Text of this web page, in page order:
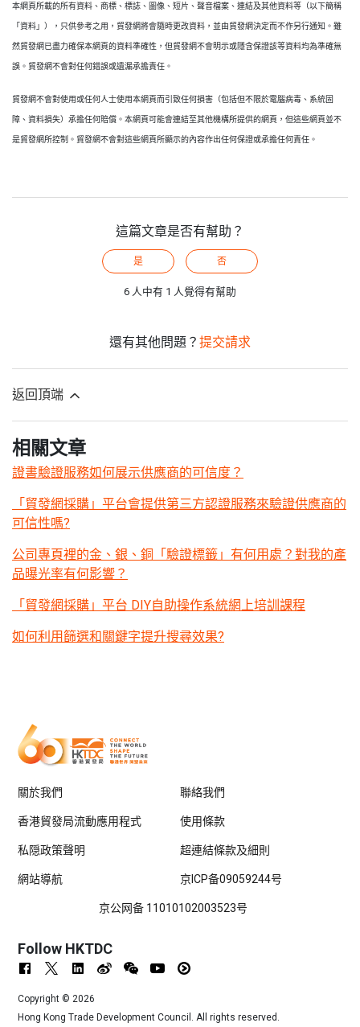
本網頁所載的所有資料、商標、標誌、圖像、短片、聲音檔案、連結及其他資料等（以下簡稱
「資料」），只供參考之用，貿發網將會隨時更改資料，並由貿發網決定而不作另行通知。雖
然貿發網已盡力確保本網頁的資料準確性，但貿發網不會明示或隱含保證該等資料均為準確無
誤。貿發網不會對任何錯誤或遺漏承擔責任。
貿發網不會對使用或任何人士使用本網頁而引致任何損害（包括但不限於電腦病毒、系統固
障、資料損失）承擔任何賠償。本網頁可能會連結至其他機構所提供的網頁，但這些網頁並不
是貿發網所控制。貿發網不會對這些網頁所顯示的內容作出任何保證或承擔任何責任。
這篇文章是否有幫助？
是 否
6 人中有 1 人覺得有幫助
還有其他問題？ 提交請求
返回頂端
相關文章
證書驗證服務如何展示供應商的可信度？
「貿發網採購」平台會提供第三方認證服務來驗證供應商的
可信性嗎?
公司專頁裡的金、銀、銅「驗證標籤」有何用處？對我的產
品曝光率有何影響？
「貿發網採購」平台 DIY自助操作系統網上培訓課程
如何利用篩選和關鍵字提升搜尋效果?
關於我們 聯絡我們
香港貿發局流動應用程式 使用條款
私隠政策聲明 超連結條款及細則
網站導航 京ICP备09059244号
京公网备 11010102003523号
Follow HKTDC
Copyright ©2026
Hong Kong Trade Development Council. All rights reserved.